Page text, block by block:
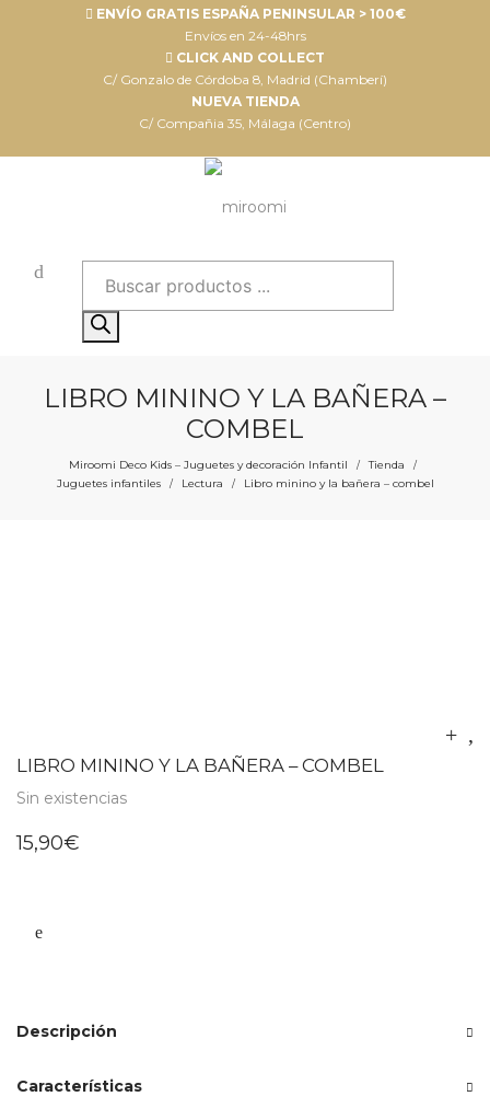
ENVÍO GRATIS ESPAÑA PENINSULAR > 100€
Envíos en 24-48hrs
CLICK AND COLLECT
C/ Gonzalo de Córdoba 8, Madrid (Chamberí)
NUEVA TIENDA
C/ Compañia 35, Málaga (Centro)
productos
LIBRO MININO Y LA BAÑERA –
COMBEL
Miroomi Deco Kids – Juguetes y decoración Infantil / Tienda /
Juguetes infantiles / Lectura / Libro minino y la bañera – combel
LIBRO MININO Y LA BAÑERA – COMBEL
Sin existencias
15,90€
Descripción
Características